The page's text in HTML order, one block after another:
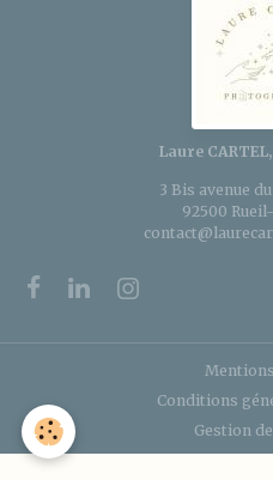
Laure
3 Bis avenue
92500
Conditions
Gestion